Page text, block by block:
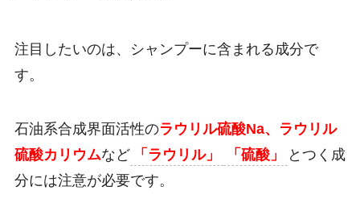
注目したいのは、シャンプーに含まれる成分で
す。
石油系合成界面活性のラウリル硫酸Na、ラウリル
硫酸カリウムなど 「ラウリル」 「硫酸」
とつく成
分には注意が必要です。